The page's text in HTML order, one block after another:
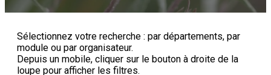
Sélectionnez votre recherche : par départements, par
module ou par organisateur.
Depuis un mobile, cliquer sur le bouton à droite de la
loupe pour afficher les filtres.